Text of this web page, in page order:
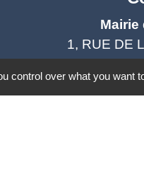
Mairie
1, RUE DE
41120
+33
control over what you want